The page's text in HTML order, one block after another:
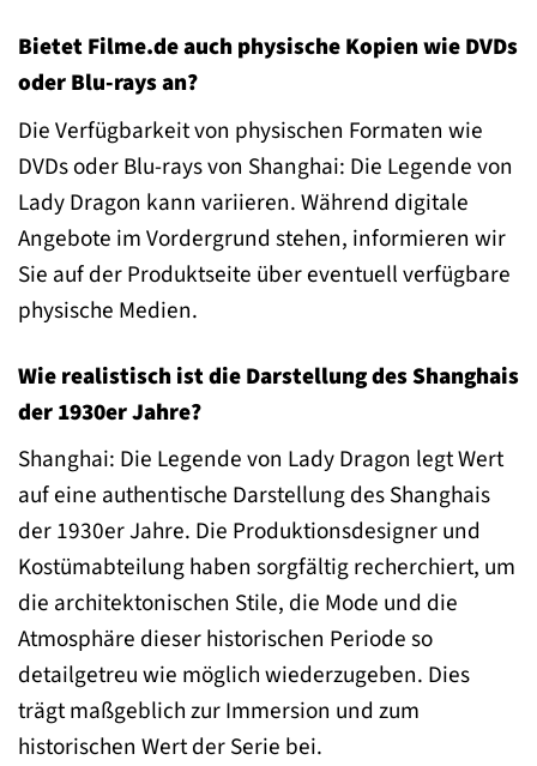
Bietet Filme.de auch physische Kopien wie DVDs
oder Blu-rays an?
Die Verfügbarkeit von physischen Formaten wie
DVDs oder Blu-rays von Shanghai: Die Legende von
Lady Dragon kann variieren. Während digitale
Angebote im Vordergrund stehen, informieren wir
Sie auf der Produktseite über eventuell verfügbare
physische Medien.
Wie realistisch ist die Darstellung des Shanghais
der 1930er Jahre?
Shanghai: Die Legende von Lady Dragon legt Wert
auf eine authentische Darstellung des Shanghais
der 1930er Jahre. Die Produktionsdesigner und
Kostümabteilung haben sorgfältig recherchiert, um
die architektonischen Stile, die Mode und die
Atmosphäre dieser historischen Periode so
detailgetreu wie möglich wiederzugeben. Dies
trägt maßgeblich zur Immersion und zum
historischen Wert der Serie bei.